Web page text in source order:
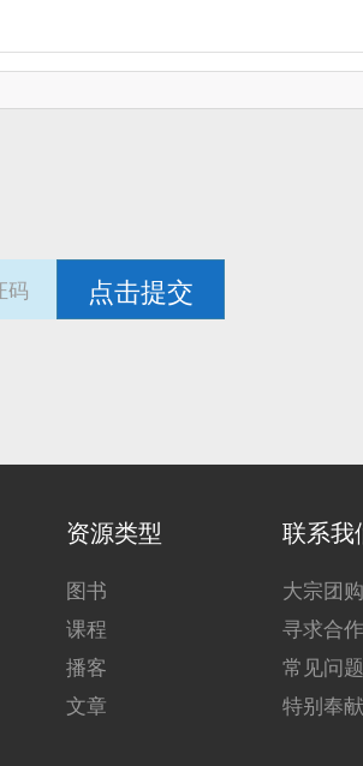
点击提交
资源类型
图书
课程
播客
文章
联系我
大宗团购
寻求合作
常见问题
特别奉献